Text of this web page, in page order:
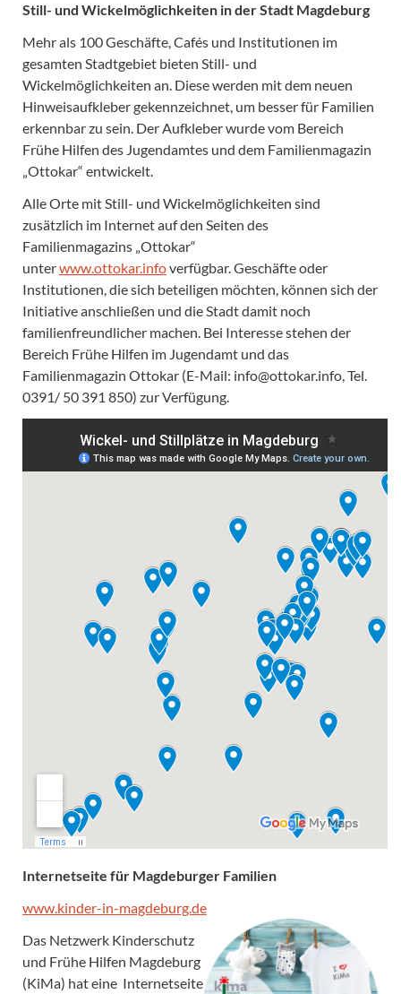
Still- und Wickelmöglichkeiten in der Stadt Magdeburg
Mehr als 100 Geschäfte, Cafés und Institutionen im
gesamten Stadtgebiet bieten Still- und
Wickelmöglichkeiten an. Diese werden mit dem neuen
Hinweisaufkleber gekennzeichnet, um besser für Familien
erkennbar zu sein. Der Aufkleber wurde vom Bereich
Frühe Hilfen des Jugendamtes und dem Familienmagazin
„Ottokar“ entwickelt.
Alle Orte mit Still- und Wickelmöglichkeiten sind
zusätzlich im Internet auf den Seiten des
Familienmagazins „Ottokar“
unterwww.ottokar.infoverfügbar. Geschäfte oder
Institutionen, die sich beteiligen möchten, können sich der
Initiative anschließen und die Stadt damit noch
familienfreundlicher machen. Bei Interesse stehen der
Bereich Frühe Hilfen im Jugendamt und das
Familienmagazin Ottokar (E-Mail: info@ottokar.info, Tel.
0391/ 50 391 850) zur Verfügung.
Internetseite für Magdeburger Familien
www.kinder-in-magdeburg.de
Das Netzwerk Kinderschutz
und Frühe Hilfen Magdeburg
(KiMa) hat eine Internetseite